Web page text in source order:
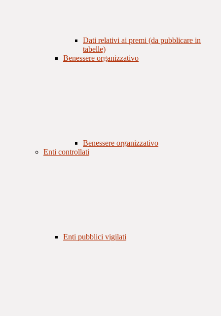
Dati relativi ai premi (da pubblicare in
tabelle)
Benessere organizzativo
Benessere organizzativo
Enti controllati
Enti pubblici vigilati